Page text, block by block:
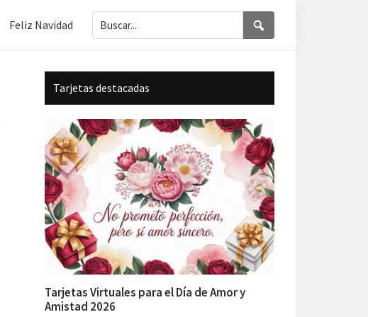
Feliz Navidad Buscar...
Barra
lateral
principal
Tarjetas destacadas
Tarjetas Virtuales para el Día de Amor y
Amistad 2026